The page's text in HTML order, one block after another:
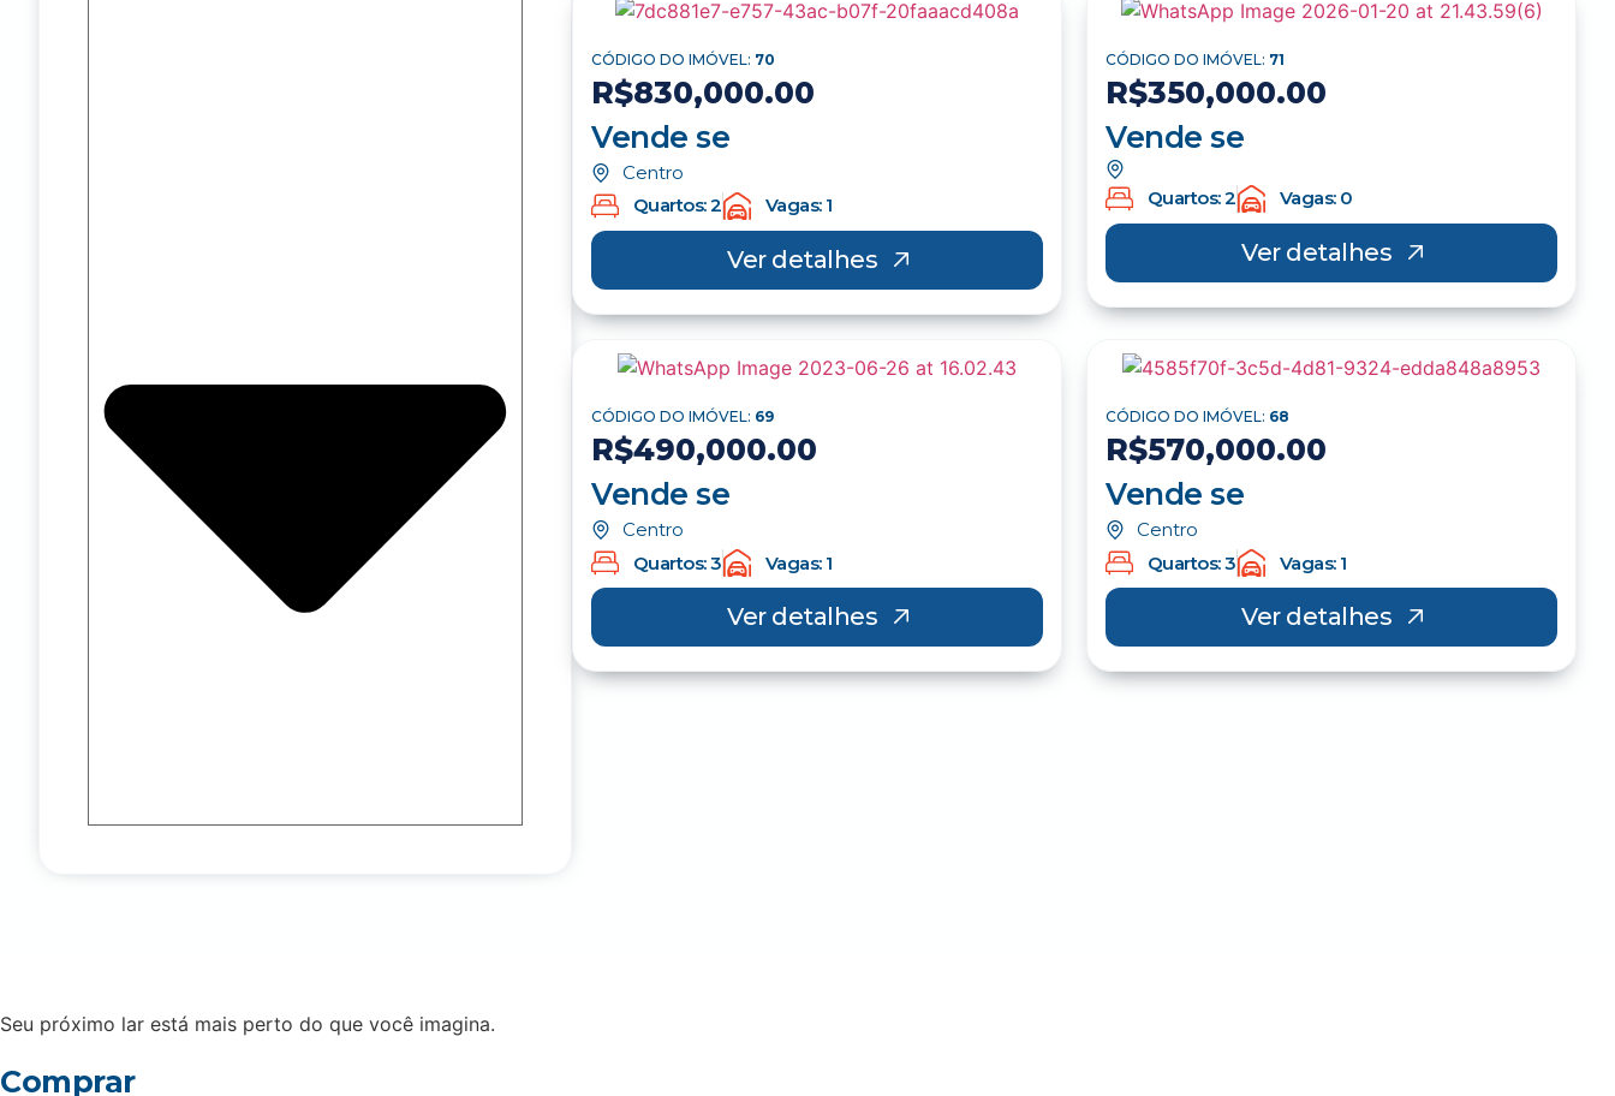
CÓDIGO DO IMÓVEL: 70
R$830,000.00
Vende se
Centro
Quartos: 2
Vagas: 1
Ver detalhes
CÓDIGO DO IMÓVEL: 71
R$350,000.00
Vende se
Quartos: 2 Vagas: 0
Ver detalhes
CÓDIGO DO IMÓVEL: 69
R$490,000.00
Vende se
Centro
Quartos: 3
Vagas: 1
Ver detalhes
CÓDIGO DO IMÓVEL: 68
R$570,000.00
Vende se
Centro
Quartos: 3
Vagas: 1
Ver detalhes
Seu próximo lar está mais perto do que você imagina.
Comprar